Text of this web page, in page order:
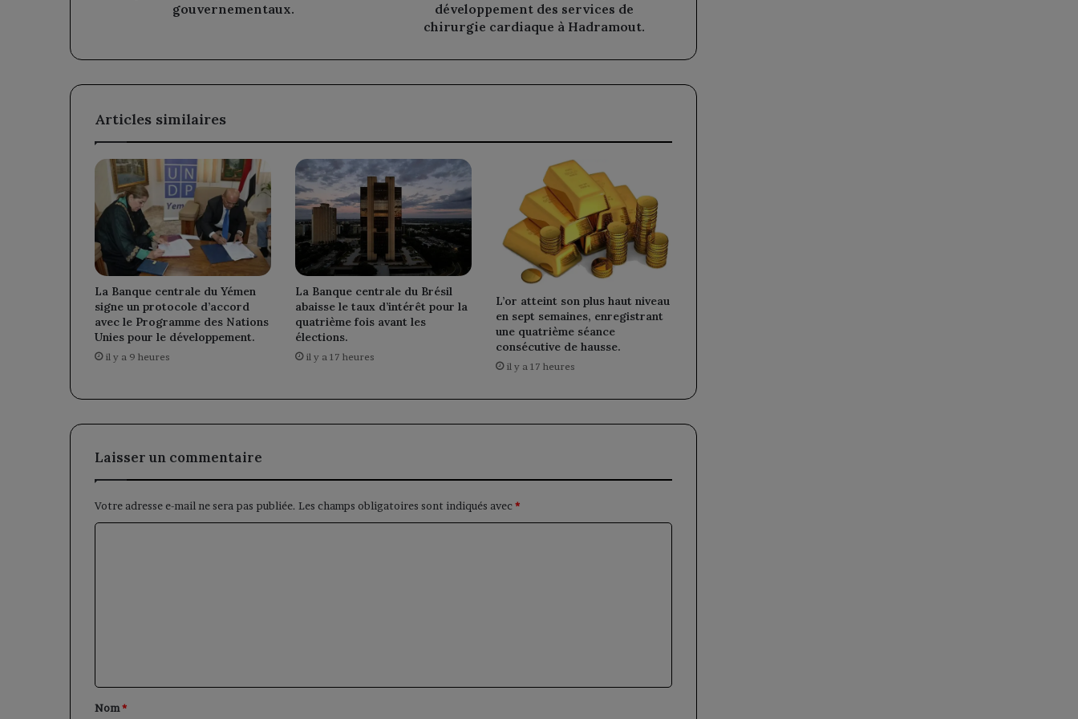
stocks
gouvernementaux.
développement
de
cardiaque
à
Hadramout.
développement des services de
chirurgie cardiaque à Hadramout.
Articles similaires
La Banque centrale du Yémen
signe un protocole d’accord
avec le Programme des Nations
Unies pour le développement.
il y a 9 heures
La Banque centrale du Brésil
abaisse le taux d’intérêt pour la
quatrième fois avant les
élections.
il y a 17 heures
L’or atteint son plus haut niveau
en sept semaines, enregistrant
une quatrième séance
consécutive de hausse.
il y a 17 heures
Laisser un commentaire
Votre adresse e-mail ne sera pas publiée. Les champs obligatoires sont indiqués avec*
a
Nom*